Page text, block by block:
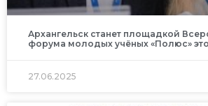
Архангельск станет площадкой
форума молодых учёных «Полюс»
27.06.2025